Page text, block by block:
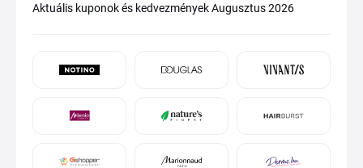
Aktuális kuponok és kedvezmények Augusztus 2026